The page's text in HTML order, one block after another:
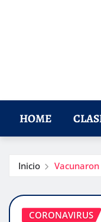
HOME
Inicio
CORONAVIRUS